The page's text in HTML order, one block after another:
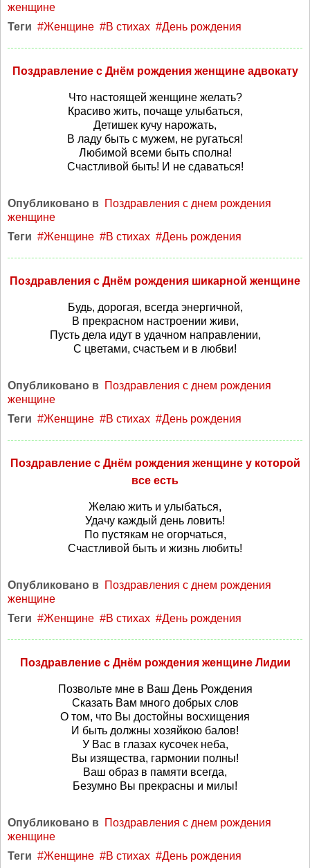
женщине
Теги
Женщине В стихах День рождения
Поздравление с Днём рождения женщине адвокату
Что настоящей женщине желать?
Красиво жить, почаще улыбаться,
Детишек кучу нарожать,
В ладу быть с мужем, не ругаться!
Любимой всеми быть сполна!
Счастливой быть! И не сдаваться!
Опубликовано в Поздравления с днем рождения
женщине
Теги
Женщине В стихах День рождения
Поздравления с Днём рождения шикарной женщине
Будь, дорогая, всегда энергичной,
В прекрасном настроении живи,
Пусть дела идут в удачном направлении,
С цветами, счастьем и в любви!
Опубликовано в Поздравления с днем рождения
женщине
Теги
Женщине В стихах День рождения
Поздравление с Днём рождения женщине у которой
все есть
Желаю жить и улыбаться,
Удачу каждый день ловить!
По пустякам не огорчаться,
Счастливой быть и жизнь любить!
Опубликовано в Поздравления с днем рождения
женщине
Теги
Женщине В стихах День рождения
Поздравление с Днём рождения женщине Лидии
Позвольте мне в Ваш День Рождения
Сказать Вам много добрых слов
О том, что Вы достойны восхищения
И быть должны хозяйкою балов!
У Вас в глазах кусочек неба,
Вы изящества, гармонии полны!
Ваш образ в памяти всегда,
Безумно Вы прекрасны и милы!
Опубликовано в Поздравления с днем рождения
женщине
Теги
Женщине В стихах День рождения